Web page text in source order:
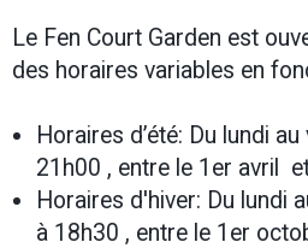
Le Fen Court Garden est
des horaires variables en
Horaires d’été: Du lundi
21h00 , entre le 1er avril
Horaires d'hiver: Du lundi
à 18h30 , entre le 1er